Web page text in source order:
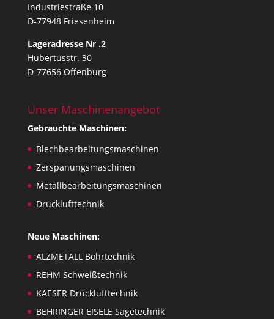
Industriestraße 10
D-77948 Friesenheim
Lageradresse Nr .2
Hubertusstr. 30
D-77656 Offenburg
Unser Maschinenangebot
Gebrauchte Maschinen:
Blechbearbeitungsmaschinen
Zerspanungsmaschinen
Metallbearbeitungsmaschinen
Drucklufttechnik
Neue Maschinen:
ALZMETALL Bohrtechnik
REHM Schweißtechnik
KAESER Drucklufttechnik
BEHRINGER EISELE Sägetechnik